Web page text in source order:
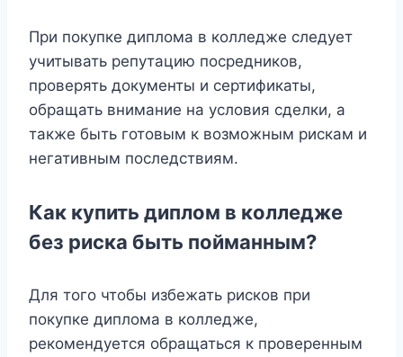
При покупке диплома в колледже следует
учитывать репутацию посредников,
проверять документы и сертификаты,
обращать внимание на условия сделки, а
также быть готовым к возможным рискам и
негативным последствиям.
Как купить диплом в колледже
без риска быть пойманным?
Для того чтобы избежать рисков при
покупке диплома в колледже,
рекомендуется обращаться к проверенным